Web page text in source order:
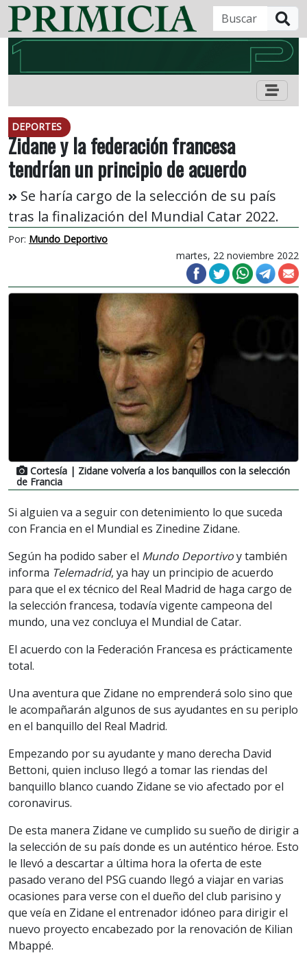
DEPORTES
Zidane y la federación francesa
tendrían un principio de acuerdo
Se haría cargo de la selección de su país
tras la finalización del Mundial Catar 2022.
Por: Mundo Deportivo
martes, 22 noviembre 2022
Cortesía | Zidane volvería a los banquillos con la selección
de Francia
Si alguien va a seguir con detenimiento lo que suceda
con Francia en el Mundial es Zinedine Zidane.
Según ha podido saber el Mundo Deportivoy también
informa Telemadrid, ya hay un principio de acuerdo
para que el ex técnico del Real Madrid de haga cargo de
la selección francesa, todavía vigente campeona del
mundo, una vez concluya el Mundial de Catar.
El acuerdo con la Federación Francesa es prácticamente
total.
Una aventura que Zidane no emprenderá solo sino que
le acompañarán algunos de sus ayudantes en su periplo
en el banquillo del Real Madrid.
Empezando por su ayudante y mano derecha David
Bettoni, quien incluso llegó a tomar las riendas del
banquillo blanco cuando Zidane se vio afectado por el
coronavirus.
De esta manera Zidane ve cumplido su sueño de dirigir a
la selección de su país donde es un auténtico héroe. Esto
le llevó a descartar a última hora la oferta de este
pasado verano del PSG cuando llegó a viajar en varias
ocasiones para verse con el dueño del club parisino y
que veía en Zidane el entrenador idóneo para dirigir el
nuevo proyecto encabezado por la renovación de Kilian
Mbappé.